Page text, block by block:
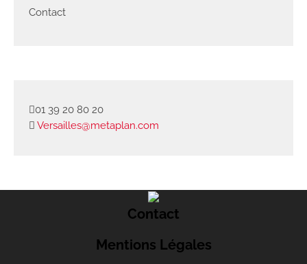
Contact
01 39 20 80 20
Versailles@metaplan.com
Contact
Mentions Légales